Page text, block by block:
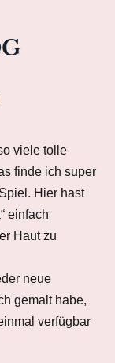
viele tolle
finde ich super
Hier hast
einfach
Haut zu
neue
gemalt habe,
verfügbar